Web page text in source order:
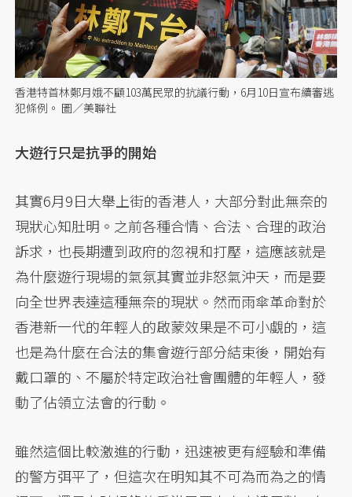
香港特首林鄭月娥不顧103萬民眾的抗議行動，6月10日宣布續審逃
犯條例。 圖／美聯社
大遊行只是抗爭的開始
其實6月9日大舉上街的香港人，大部分對此無奈的
現狀心知肚明。之前各種合情、合法、合理的政治
訴求，也長期遭到政府的忽視和打壓，這應該就是
為什麼遊行現場的氣氛其實並非怒氣沖天，而是要
向全世界表達這種無奈的現狀。然而雨傘革命對於
香港新一代的年輕人的啟蒙效果是不可小覷的，這
也是為什麼在合法的集會遊行部分結束後，開始有
戴口罩的、不屬於特定政治社會團體的年輕人，發
動了佔領立法會的行動。
雖然這個比較激進的行動，迅速被更有經驗和準備
的警方弭平了，但這次在明知其不可為而為之的情